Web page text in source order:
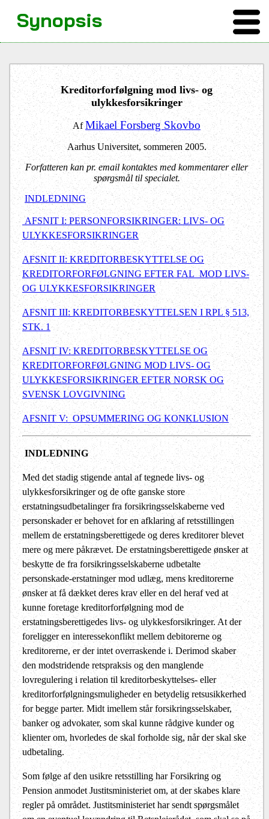
Kreditorforfølgning mod livs- og
ulykkesforsikringer
AfMikael Forsberg Skovbo
Aarhus Universitet, sommeren 2005.
Forfatteren kan pr. email kontaktes med kommentarer eller
spørgsmål til specialet.
INDLEDNING
AFSNIT I: PERSONFORSIKRINGER: LIVS- OG
ULYKKESFORSIKRINGER
AFSNIT II: KREDITORBESKYTTELSE OG
KREDITORFORFØLGNING EFTER FAL MOD LIVS-
OG ULYKKESFORSIKRINGER
AFSNIT III: KREDITORBESKYTTELSEN I RPL § 513,
STK. 1
AFSNIT IV: KREDITORBESKYTTELSE OG
KREDITORFORFØLGNING MOD LIVS- OG
ULYKKESFORSIKRINGER EFTER NORSK OG
SVENSK LOVGIVNING
AFSNIT V: OPSUMMERING OG KONKLUSION
INDLEDNING
Med det stadig stigende antal af tegnede livs- og
ulykkesforsikringer og de ofte ganske store
erstatningsudbetalinger fra forsikringsselskaberne ved
personskader er behovet for en afklaring af retsstillingen
mellem de erstatningsberettigede og deres kreditorer blevet
mere og mere påkrævet. De erstatningsberettigede ønsker at
beskytte de fra forsikringsselskaberne udbetalte
personskade-erstatninger mod udlæg, mens kreditorerne
ønsker at få dækket deres krav eller en del heraf ved at
kunne foretage kreditorforfølgning mod de
erstatningsberettigedes livs- og ulykkesforsikringer. At der
foreligger en interessekonflikt mellem debitorerne og
kreditorerne, er der intet overraskende i. Derimod skaber
den modstridende retspraksis og den manglende
lovregulering i relation til kreditorbeskyttelses- eller
kreditorforfølgningsmuligheder en betydelig retsusikkerhed
for begge parter. Midt imellem står forsikringsselskaber,
banker og advokater, som skal kunne rådgive kunder og
klienter om, hvorledes de skal forholde sig, når der skal ske
udbetaling.
Som følge af den usikre retsstilling har Forsikring og
Pension anmodet Justitsministeriet om, at der skabes klare
regler på området. Justitsministeriet har sendt spørgsmålet
Synopsis